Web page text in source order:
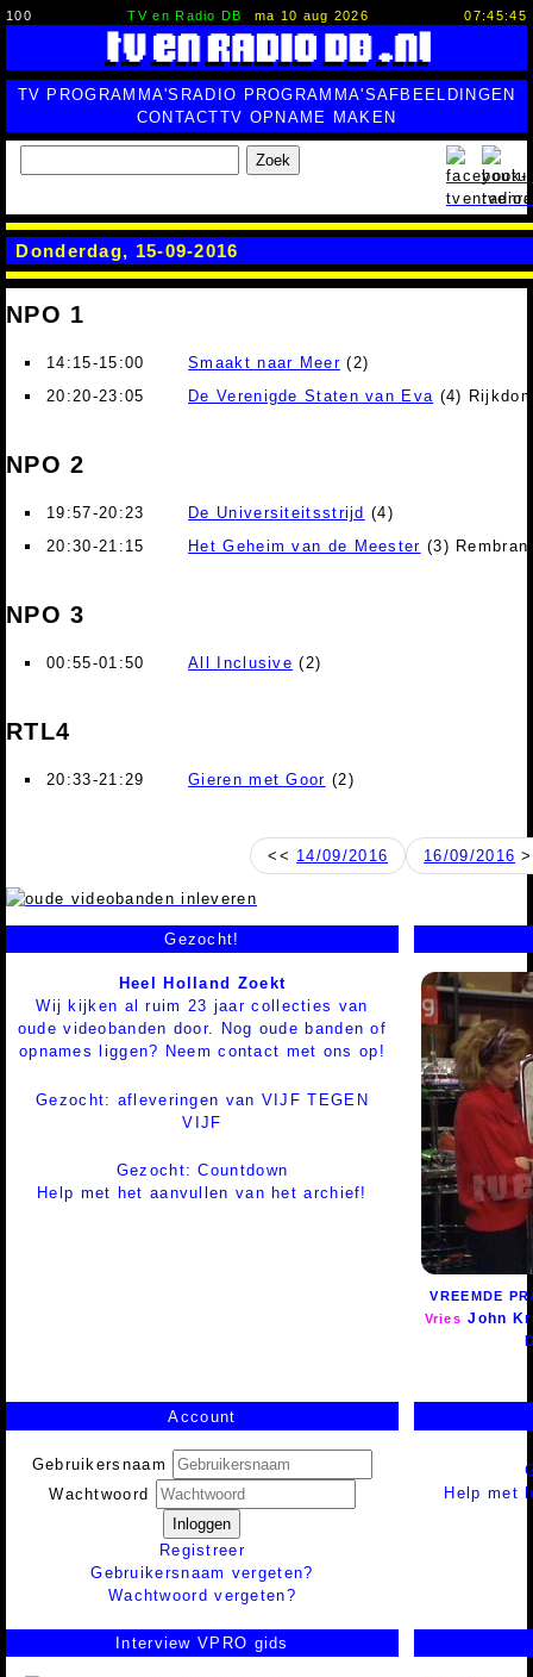
100 TV en Radio DB ma 10 aug 2026 07:45:46
TV PROGRAMMA'S RADIO PROGRAMMA'SAFBEELDINGEN
CONTACTTV OPNAME MAKEN
Zoek
Donderdag, 15-09-2016
NPO 1
14:15-15:00 Smaakt naar Meer(2)
20:20-23:05
De Verenigde Staten van Eva (4)
NPO 2
19:57-20:23 De Universiteitsstrijd (4)
20:30-21:15
Het Geheim van de Meester (3)
NPO 3
00:55-01:50 All Inclusive (2)
RTL4
20:33-21:29 Gieren met Goor (2)
<< 14/09/2016 16/09/2016
Gezocht!
Heel Holland Zoekt
Wij kijken al ruim 23 jaar collecties van
oude videobanden door. Nog oude banden of
opnames liggen? Neem contact met ons op!
Gezocht: afleveringen van VIJF TEGEN
VIJF
Gezocht: Countdown
Help met het aanvullen van het archief!
VREEMDE
Vries John
Account
Gebruikersnaam
Wachtwoord
Inloggen
Registreer
Gebruikersnaam vergeten?
Wachtwoord vergeten?
Help met
Interview VPRO gids